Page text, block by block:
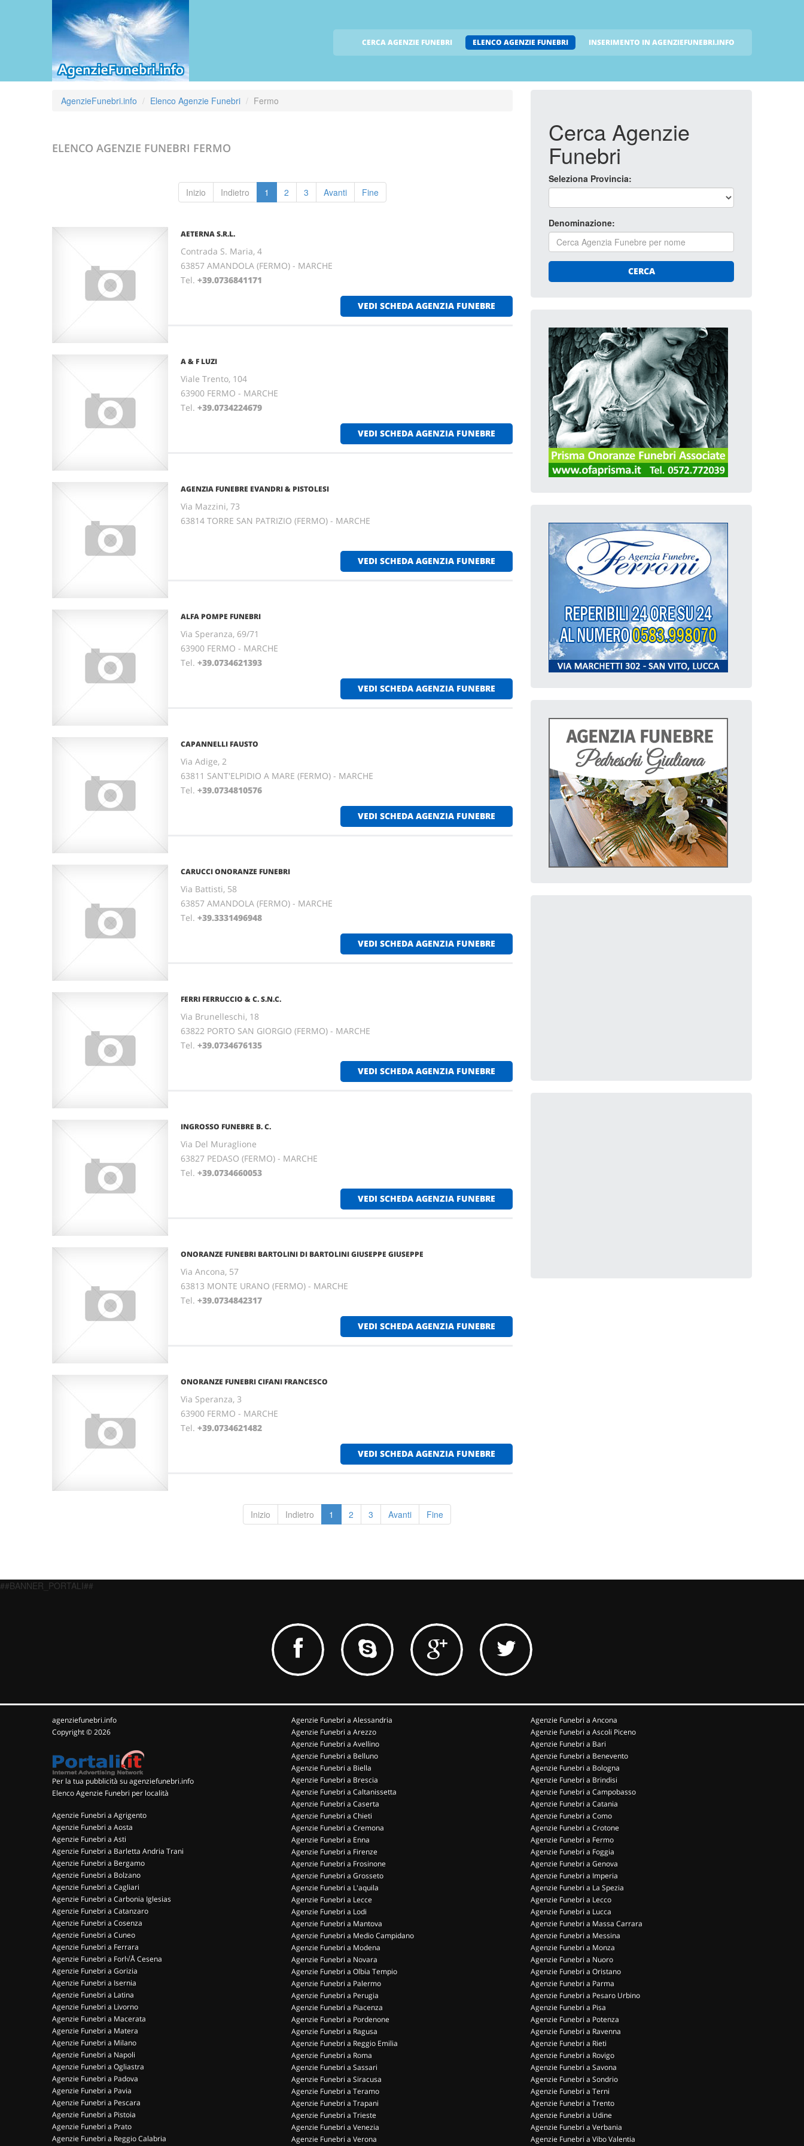
CERCA AGENZIE FUNEBRI ELENCO AGENZIE FUNEBRI INSERIMENTO IN AGENZIEFUNEBRI.INFO
AgenzieFunebri.info Elenco Agenzie Funebri Fermo
ELENCO AGENZIE FUNEBRI FERMO
Inizio Indietro 1 2 3 Avanti Fine
AETERNA S.R.L.
Contrada S. Maria, 4
63857 AMANDOLA (FERMO) - MARCHE
Tel. +39.0736841171
VEDI SCHEDA AGENZIA FUNEBRE
A & F LUZI
Viale Trento, 104
63900 FERMO - MARCHE
Tel. +39.0734224679
VEDI SCHEDA AGENZIA FUNEBRE
AGENZIA FUNEBRE EVANDRI & PISTOLESI
Via Mazzini, 73
63814 TORRE SAN PATRIZIO (FERMO) - MARCHE
VEDI SCHEDA AGENZIA FUNEBRE
ALFA POMPE FUNEBRI
Via Speranza, 69/71
63900 FERMO - MARCHE
Tel. +39.0734621393
VEDI SCHEDA AGENZIA FUNEBRE
CAPANNELLI FAUSTO
Via Adige, 2
63811 SANT'ELPIDIO A MARE (FERMO) - MARCHE
Tel. +39.0734810576
VEDI SCHEDA AGENZIA FUNEBRE
CARUCCI ONORANZE FUNEBRI
Via Battisti, 58
63857 AMANDOLA (FERMO) - MARCHE
Tel. +39.3331496948
VEDI SCHEDA AGENZIA FUNEBRE
FERRI FERRUCCIO & C. S.N.C.
Via Brunelleschi, 18
63822 PORTO SAN GIORGIO (FERMO) - MARCHE
Tel. +39.0734676135
VEDI SCHEDA AGENZIA FUNEBRE
INGROSSO FUNEBRE B. C.
Via Del Muraglione
63827 PEDASO (FERMO) - MARCHE
Tel. +39.0734660053
VEDI SCHEDA AGENZIA FUNEBRE
ONORANZE FUNEBRI BARTOLINI DI BARTOLINI GIUSEPPE GIUSEPPE
Via Ancona, 57
63813 MONTE URANO (FERMO) - MARCHE
Tel. +39.0734842317
VEDI SCHEDA AGENZIA FUNEBRE
ONORANZE FUNEBRI CIFANI FRANCESCO
Via Speranza, 3
63900 FERMO - MARCHE
Tel. +39.0734621482
VEDI SCHEDA AGENZIA FUNEBRE
Inizio Indietro 1 2 3 Avanti Fine
Cerca Agenzie
Funebri
Seleziona Provincia:
Denominazione:
CERCA
##BANNER_PORTALI##
agenziefunebri.info
Copyright © 2026
Per la tua pubblicità su agenziefunebri.info
Elenco Agenzie Funebri per località
Agenzie Funebri a Agrigento
Agenzie Funebri a Aosta
Agenzie Funebri a Asti
Agenzie Funebri a Barletta Andria Trani
Agenzie Funebri a Bergamo
Agenzie Funebri a Bolzano
Agenzie Funebri a Cagliari
Agenzie Funebri a Carbonia Iglesias
Agenzie Funebri a Catanzaro
Agenzie Funebri a Cosenza
Agenzie Funebri a Cuneo
Agenzie Funebri a Ferrara
Agenzie Funebri a Forl√Å Cesena
Agenzie Funebri a Gorizia
Agenzie Funebri a Isernia
Agenzie Funebri a Latina
Agenzie Funebri a Livorno
Agenzie Funebri a Macerata
Agenzie Funebri a Matera
Agenzie Funebri a Milano
Agenzie Funebri a Napoli
Agenzie Funebri a Ogliastra
Agenzie Funebri a Padova
Agenzie Funebri a Pavia
Agenzie Funebri a Pescara
Agenzie Funebri a Pistoia
Agenzie Funebri a Prato
Agenzie Funebri a Reggio Calabria
Agenzie Funebri a Alessandria
Agenzie Funebri a Arezzo
Agenzie Funebri a Avellino
Agenzie Funebri a Belluno
Agenzie Funebri a Biella
Agenzie Funebri a Brescia
Agenzie Funebri a Caltanissetta
Agenzie Funebri a Caserta
Agenzie Funebri a Chieti
Agenzie Funebri a Cremona
Agenzie Funebri a Enna
Agenzie Funebri a Firenze
Agenzie Funebri a Frosinone
Agenzie Funebri a Grosseto
Agenzie Funebri a L'aquila
Agenzie Funebri a Lecce
Agenzie Funebri a Lodi
Agenzie Funebri a Mantova
Agenzie Funebri a Medio Campidano
Agenzie Funebri a Modena
Agenzie Funebri a Novara
Agenzie Funebri a Olbia Tempio
Agenzie Funebri a Palermo
Agenzie Funebri a Perugia
Agenzie Funebri a Piacenza
Agenzie Funebri a Pordenone
Agenzie Funebri a Ragusa
Agenzie Funebri a Reggio Emilia
Agenzie Funebri a Roma
Agenzie Funebri a Sassari
Agenzie Funebri a Siracusa
Agenzie Funebri a Teramo
Agenzie Funebri a Trapani
Agenzie Funebri a Trieste
Agenzie Funebri a Venezia
Agenzie Funebri a Verona
Agenzie Funebri a Ancona
Agenzie Funebri a Ascoli Piceno
Agenzie Funebri a Bari
Agenzie Funebri a Benevento
Agenzie Funebri a Bologna
Agenzie Funebri a Brindisi
Agenzie Funebri a Campobasso
Agenzie Funebri a Catania
Agenzie Funebri a Como
Agenzie Funebri a Crotone
Agenzie Funebri a Fermo
Agenzie Funebri a Foggia
Agenzie Funebri a Genova
Agenzie Funebri a Imperia
Agenzie Funebri a La Spezia
Agenzie Funebri a Lecco
Agenzie Funebri a Lucca
Agenzie Funebri a Massa Carrara
Agenzie Funebri a Messina
Agenzie Funebri a Monza
Agenzie Funebri a Nuoro
Agenzie Funebri a Oristano
Agenzie Funebri a Parma
Agenzie Funebri a Pesaro Urbino
Agenzie Funebri a Pisa
Agenzie Funebri a Potenza
Agenzie Funebri a Ravenna
Agenzie Funebri a Rieti
Agenzie Funebri a Rovigo
Agenzie Funebri a Savona
Agenzie Funebri a Sondrio
Agenzie Funebri a Terni
Agenzie Funebri a Trento
Agenzie Funebri a Udine
Agenzie Funebri a Verbania
Agenzie Funebri a Vibo Valentia